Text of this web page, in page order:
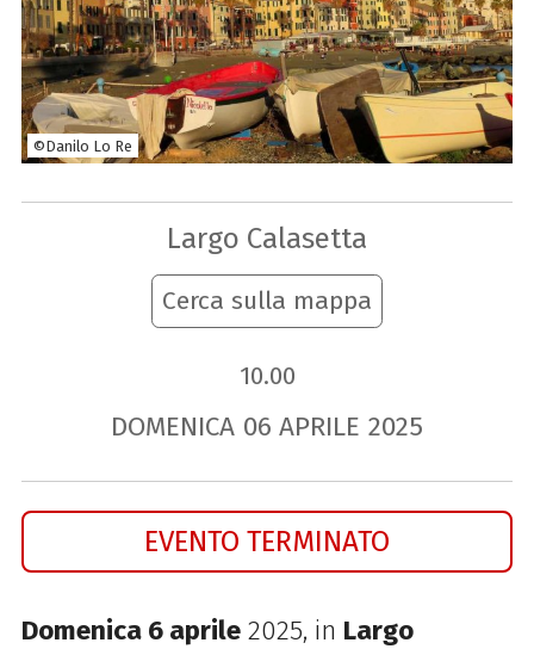
©Danilo Lo Re
Largo Calasetta
Cerca sulla mappa
10.00
DOMENICA 06 APRILE 2025
EVENTO TERMINATO
Domenica 6 aprile2025, in Largo